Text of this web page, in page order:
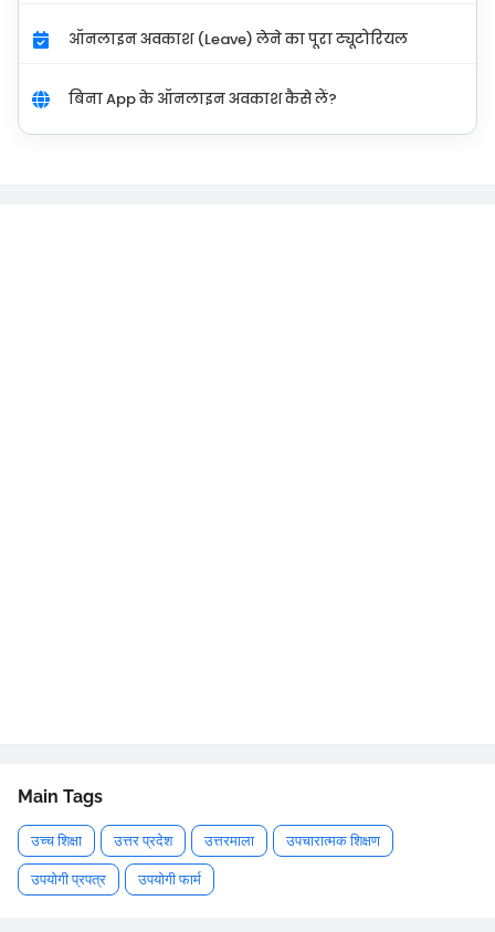
ऑनलाइन अवकाश (Leave) लेने का पूरा ट्यूटोरियल
बिना App के ऑनलाइन अवकाश कैसे लें?
Main Tags
उच्च शिक्षा उत्तर प्रदेश उत्तरमाला उपचारात्मक शिक्षण
उपयोगी प्रपत्र उपयोगी फार्म